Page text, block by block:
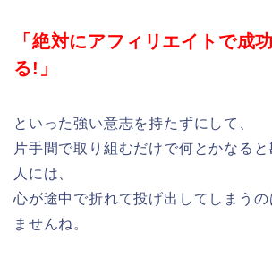
「絶対にアフィリエイトで成
る!」
といった強い意志を持たずにして、
片手間で取り組むだけで何とかなる
人には、
心が途中で折れて投げ出してしまう
ませんね。